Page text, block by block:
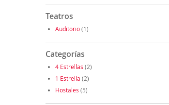
Teatros
Auditorio(1)
Categorías
4 Estrellas (2)
1 Estrella (2)
Hostales (5)